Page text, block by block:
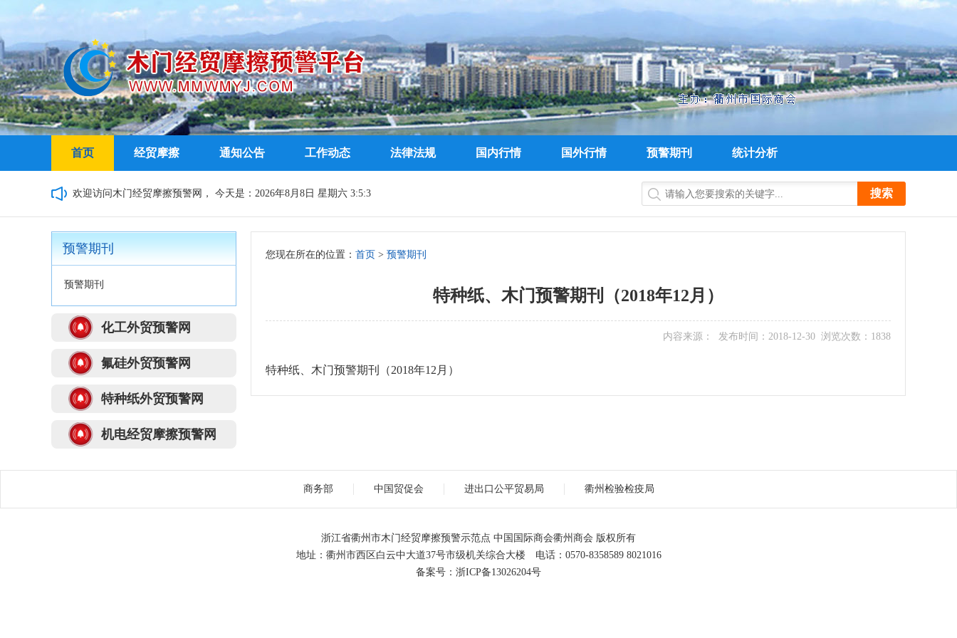
首页 经贸摩擦 通知公告 工作动态 法律法规 国内行情 国外行情 预警期刊 统计分析
欢迎访问木门经贸摩擦预警网， 今天是：2026年8月8日 星期六 3:5:3
预警期刊
预警期刊
化工外贸预警网
氟硅外贸预警网
特种纸外贸预警网
机电经贸摩擦预警网
您现在所在的位置： 首页 > 预警期刊
特种纸、木门预警期刊（2018年12月）
内容来源： 发布时间：2018-12-30 浏览次数：1838
特种纸、木门预警期刊（2018年12月）
商务部 中国贸促会 进出口公平贸易局 衢州检验检疫局
浙江省衢州市木门经贸摩擦预警示范点 中国国际商会衢州商会 版权所有
地址：衢州市西区白云中大道37号市级机关综合大楼 电话：0570-8358589 8021016
备案号： 浙ICP备13026204号